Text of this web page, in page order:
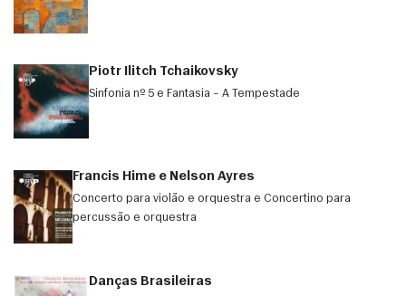
Piotr Ilitch Tchaikovsky
Sinfonia nº 5 e Fantasia – A Tempestade
Francis Hime e Nelson Ayres
Concerto para violão e orquestra e Concertino para
percussão e orquestra
Danças Brasileiras